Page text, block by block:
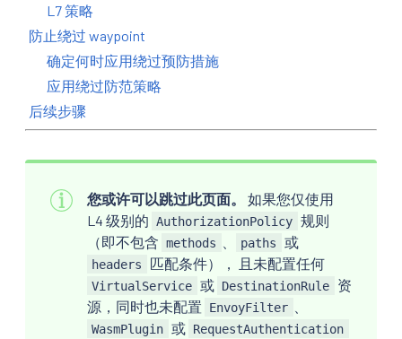
L7 策略
防止绕过 waypoint
确定何时应用绕过预防措施
应用绕过防范策略
后续步骤
您或许可以跳过此页面。
如果您仅使用
L4 级别的 AuthorizationPolicy 规则
（即不包含 methods paths 或
headers 匹配条件）， 且未配置任何
VirtualService 或 DestinationRule
资
源，同时也未配置
EnvoyFilter
WasmPlugin 或 RequestAuthentication